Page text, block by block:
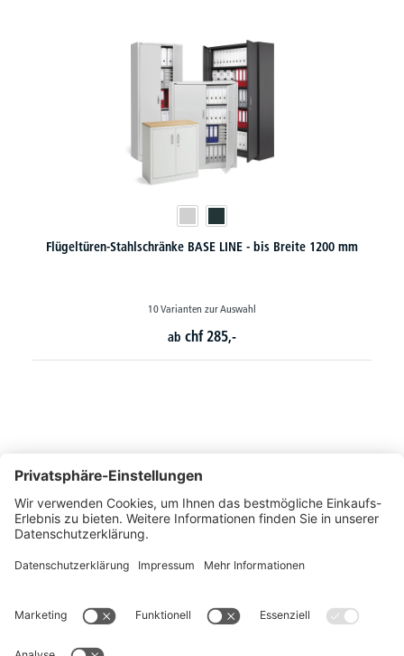
Flügeltüren-Stahlschränke BASE LINE - bis Breite 1200 mm
10 Varianten zur Auswahl
ab chf 285,-
Montags bis Freitags von 08:30 - 17:00 Uhr
+41 44 240 / 11 55
+41 44 240 / 11 57
info@office-trade.ch